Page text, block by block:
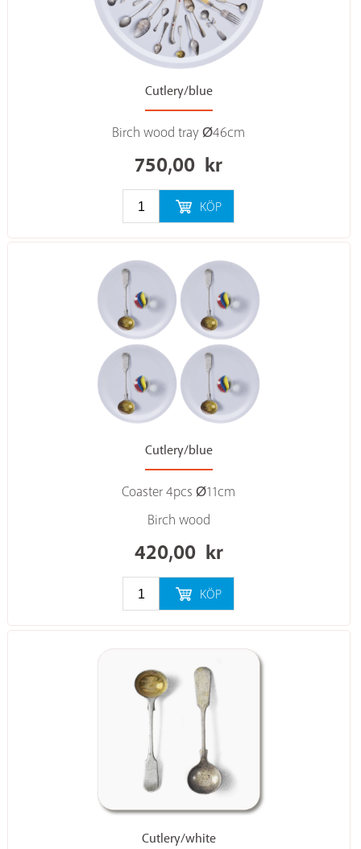
Cutlery/blue
Birch wood tray Ø46cm
750,00 kr
KÖP
Cutlery/blue
Coaster 4pcs Ø11cm
Birch wood
420,00 kr
KÖP
Cutlery/white